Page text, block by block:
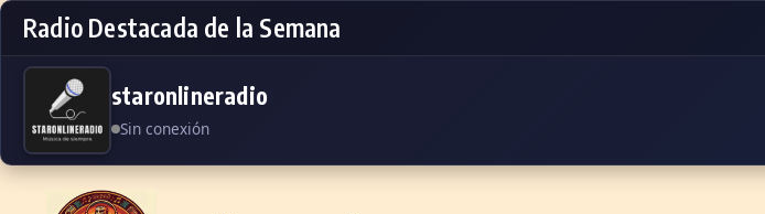
Radio Destacada de la Semana
staronlineradio
Sin conexión
Skip to content